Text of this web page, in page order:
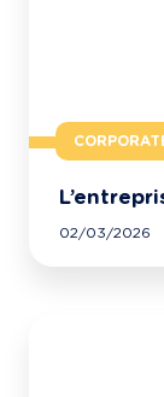
02/03/2026